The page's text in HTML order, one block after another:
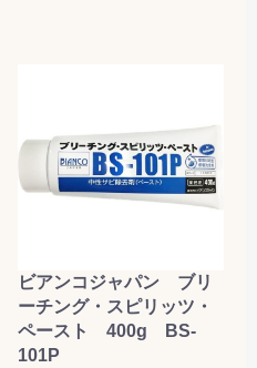
ビアンコジャパン ブリ
ーチング・スピリッツ・
ペースト 400g BS-
101P